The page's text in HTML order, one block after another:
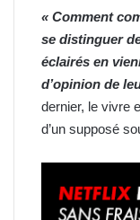
« Comment
se distinguer
éclairés en
d’opinion de
dernier, le vivre
d’un supposé